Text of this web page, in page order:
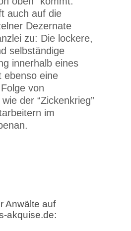
auch auf die
Dezernate
zu: Die lockere,
selbständige
innerhalb eines
ebenso eine
von
der “Zickenkrieg”
im
Anwälte auf
akquise.de: